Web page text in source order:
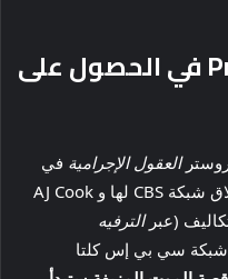
استمرت ممثلة Prentiss في الحصول على
العقول الإجرامية في
الموسم السادس كان ذلك بسبب إطلاق شبكة CBS لها و AJ Cook
الترفيه
سي بي إس كلتا